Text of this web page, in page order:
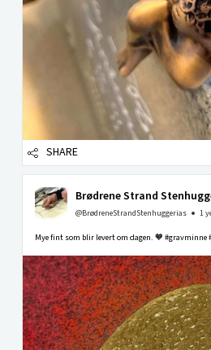
SHARE
Brødrene Strand
@BrødreneStrandStenhuggerias 1
Mye fint som blir levert om dagen. 🧡